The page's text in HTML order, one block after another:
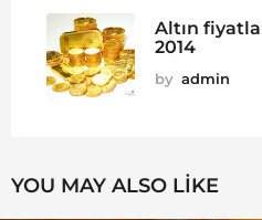
Altın
2014
by admin
YOU MAY ALSO LIKE